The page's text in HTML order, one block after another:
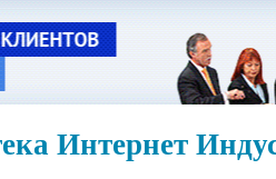
Интернет